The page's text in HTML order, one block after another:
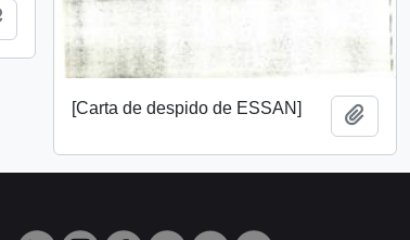
Añadir al portapapeles
[Carta de despido de ESSAN]